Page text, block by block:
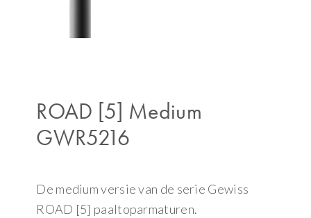
ROAD [5] Medium
GWR5216
De medium versie van de serie Gewiss
ROAD [5] paaltoparmaturen.